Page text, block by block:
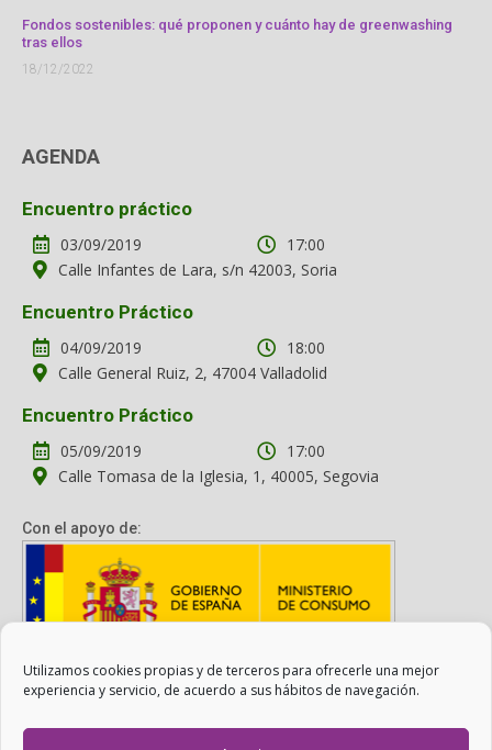
Utilizamos cookies propias y de terceros para ofrecerle una mejor
experiencia y servicio, de acuerdo a sus hábitos de navegación.
Fondos sostenibles: qué proponen y cuánto hay de greenwashing
tras ellos
18/12/2022
AGENDA
Encuentro práctico
03/09/2019
17:00
Calle Infantes de Lara, s/n 42003, Soria
Encuentro Práctico
04/09/2019
18:00
Calle General Ruiz, 2, 47004 Valladolid
Encuentro Práctico
05/09/2019
17:00
Calle Tomasa de la Iglesia, 1, 40005, Segovia
Con el apoyo de:
Con el apoyo del Ministerio de Consumo. Su contenido es
responsabilidad exclusiva de la asociación.